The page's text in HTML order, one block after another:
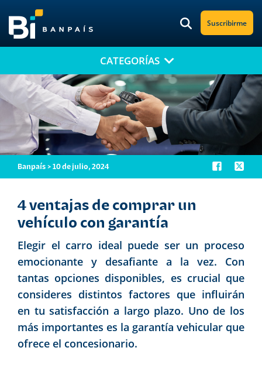
Suscribirme
¡No te pierdas nuestro nuevo contenido!
Suscríbete a nuestro blog y recibe mensualmente en tu correo
electrónico, las noticias más relevantes.
CATEGORÍAS
Banpaís > 10 de julio, 2024
4 ventajas de comprar un
vehículo con garantía
Elegir el carro ideal puede ser un proceso
emocionante y desafiante a la vez. Con
tantas opciones disponibles, es crucial que
consideres distintos factores que influirán
en tu satisfacción a largo plazo. Uno de los
más importantes es la garantía vehicular que
ofrece el concesionario.